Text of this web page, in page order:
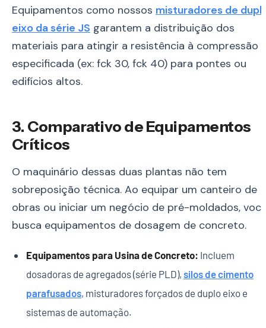
Equipamentos como nossos misturadores de
eixo da série JS garantem a distribuição dos
materiais para atingir a resistência à compressão
especificada (ex: fck 30, fck 40) para pontes ou
edifícios altos.
3. Comparativo de Equipamentos
Críticos
O maquinário dessas duas plantas não tem
sobreposição técnica. Ao equipar um canteiro de
obras ou iniciar um negócio de pré-moldados,
busca equipamentos de dosagem de concreto.
Equipamentos para Usina de Concreto: Incluem
dosadoras de agregados (série PLD), silos de cimento
parafusados, misturadores forçados de duplo eixo e
sistemas de automação.